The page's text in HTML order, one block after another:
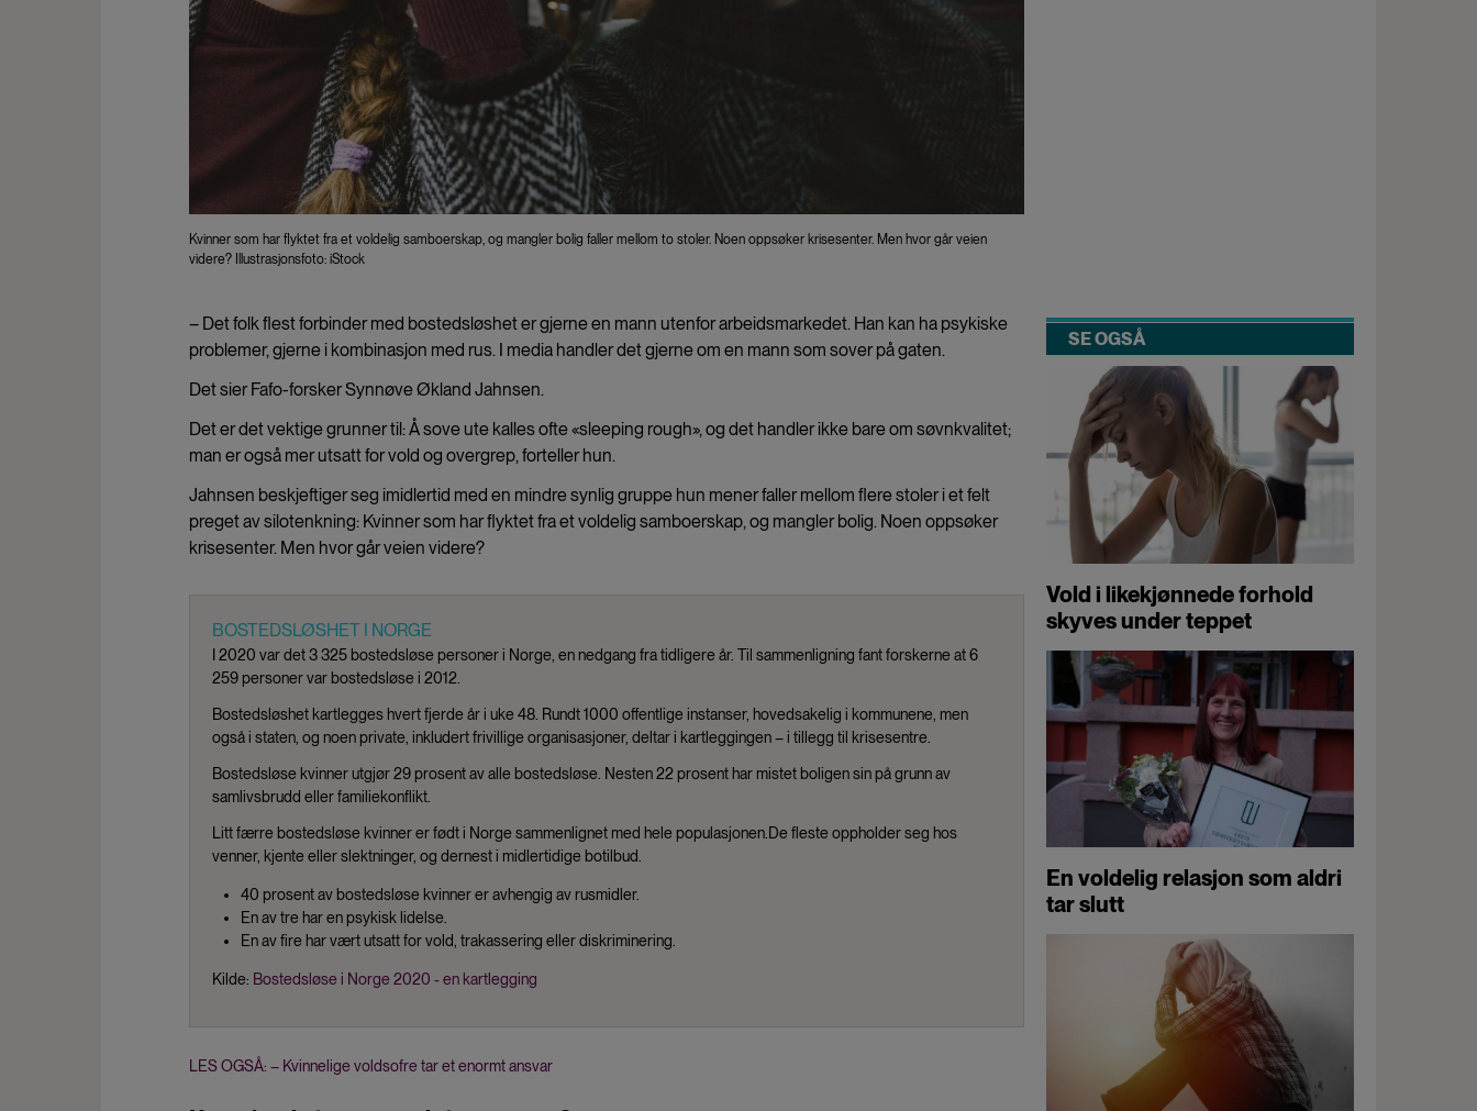
Kvinner som har flyktet fra et voldelig samboerskap, og mangler bolig faller mellom to stoler. Noen oppsøker krisesenter. Men hvor går veien
videre? Illustrasjonsfoto: iStock
– Det folk flest forbinder med bostedsløshet er gjerne en mann utenfor arbeidsmarkedet. Han kan ha psykiske
problemer, gjerne i kombinasjon med rus. I media handler det gjerne om en mann som sover på gaten.
Det sier Fafo-forsker Synnøve Økland Jahnsen.
Det er det vektige grunner til: Å sove ute kalles ofte «sleeping rough», og det handler ikke bare om søvnkvalitet;
man er også mer utsatt for vold og overgrep, forteller hun.
Jahnsen beskjeftiger seg imidlertid med en mindre synlig gruppe hun mener faller mellom flere stoler i et felt
preget av silotenkning: Kvinner som har flyktet fra et voldelig samboerskap, og mangler bolig. Noen oppsøker
krisesenter. Men hvor går veien videre?
BOSTEDSLØSHET I NORGE
I 2020 var det 3 325 bostedsløse personer i Norge, en nedgang fra tidligere år. Til sammenligning fant forskerne at 6
259 personer var bostedsløse i 2012.
Bostedsløshet kartlegges hvert fjerde år i uke 48. Rundt 1000 offentlige instanser, hovedsakelig i kommunene, men
også i staten, og noen private, inkludert frivillige organisasjoner, deltar i kartleggingen – i tillegg til krisesentre.
Bostedsløse kvinner utgjør 29 prosent av alle bostedsløse. Nesten 22 prosent har mistet boligen sin på grunn av
samlivsbrudd eller familiekonflikt.
Litt færre bostedsløse kvinner er født i Norge sammenlignet med hele populasjonen.De fleste oppholder seg hos
venner, kjente eller slektninger, og dernest i midlertidige botilbud.
40 prosent av bostedsløse kvinner er avhengig av rusmidler.
En av tre har en psykisk lidelse.
En av fire har vært utsatt for vold, trakassering eller diskriminering.
Kilde: Bostedsløse i Norge 2020 - en kartlegging
LES OGSÅ: – Kvinnelige voldsofre tar et enormt ansvar
SE OGSÅ
Vold i likekjønnede forhold
skyves under teppet
En voldelig relasjon som aldri
tar slutt